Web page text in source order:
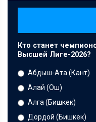
Кто станет
Высшей Лиге-2026?
Абдыш-Ата (Кант)
Алай (Ош)
Алга (Бишкек)
Дордой (Бишкек)